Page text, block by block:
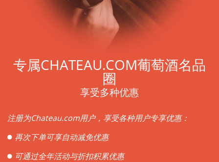
专属CHATEAU.COM葡萄酒名品
圈
享受多种优惠
注册为Chateau.com用户，享受各种用户专享优惠：
再次下单可享自动减免优惠
可通过全年活动与折扣积累优惠